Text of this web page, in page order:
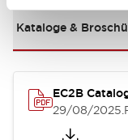
Kataloge &
EC2B
29/08/2025